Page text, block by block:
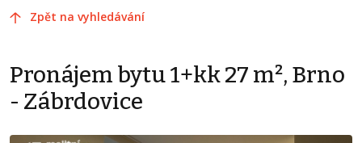
Zpět na vyhledávání
Pronájem bytu 1+kk 27 m², Brno
- Zábrdovice